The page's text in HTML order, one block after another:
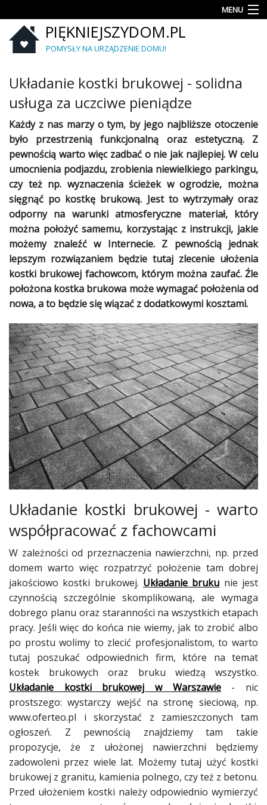
MENU
Aranżacje
wnętrz
Łazienka
Sypialnia
Salon
Zrób
to
sam
Ogród
Dekoracje
Dodatki
i
gadżety
Pokój
dziecięcy
Przedpokój
Najlepsze
Kategorie
Dodaj
«
Dodaj
Dodaj
Dodaj
artykuł
Dodaj
galerię
PIĘKNIEJSZYDOM.PL
POMYSŁY NA URZĄDZENIE DOMU!
Układanie kostki brukowej - solidna
usługa za uczciwe pieniądze
Każdy z nas marzy o tym, by jego najbliższe otoczenie
było przestrzenią funkcjonalną oraz estetyczną. Z
pewnością warto więc zadbać o nie jak najlepiej. W celu
umocnienia podjazdu, zrobienia niewielkiego parkingu,
czy też np. wyznaczenia ścieżek w ogrodzie, można
sięgnąć po kostkę brukową. Jest to wytrzymały oraz
odporny na warunki atmosferyczne materiał, który
można położyć samemu, korzystając z instrukcji, jakie
możemy znaleźć w Internecie. Z pewnością jednak
lepszym rozwiązaniem będzie tutaj zlecenie ułożenia
kostki brukowej fachowcom, którym można zaufać. Źle
położona kostka brukowa może wymagać położenia od
nowa, a to będzie się wiązać z dodatkowymi kosztami.
Układanie kostki brukowej - warto
współpracować z fachowcami
W zależności od przeznaczenia nawierzchni, np. przed
domem warto więc rozpatrzyć położenie tam dobrej
jakościowo kostki brukowej. Układanie bruku nie jest
czynnością szczególnie skomplikowaną, ale wymaga
dobrego planu oraz staranności na wszystkich etapach
pracy. Jeśli więc do końca nie wiemy, jak to zrobić albo
po prostu wolimy to zlecić profesjonalistom, to warto
tutaj poszukać odpowiednich firm, które na temat
kostek brukowych oraz bruku wiedzą wszystko.
Układanie kostki brukowej w Warszawie- nic
prostszego: wystarczy wejść na stronę sieciową, np.
www.oferteo.pl i skorzystać z zamieszczonych tam
ogłoszeń. Z pewnością znajdziemy tam takie
propozycje, że z ułożonej nawierzchni będziemy
zadowoleni przez wiele lat. Możemy tutaj użyć kostki
brukowej z granitu, kamienia polnego, czy też z betonu.
Przed ułożeniem kostki należy odpowiednio wymierzyć